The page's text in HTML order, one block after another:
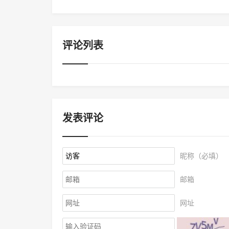
评论列表
发表评论
昵称（必填）
邮箱
网址